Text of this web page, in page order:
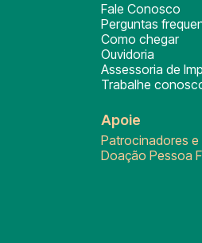
Fale Conosco
Perguntas
Como chegar
Ouvidoria
Assessoria de
Trabalhe
Apoie
Patrocinadores e
Doação Pessoa